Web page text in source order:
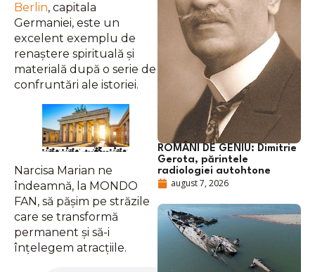
Berlin, capitala
Germaniei, este un
excelent exemplu de
renaștere spirituală și
materială după o serie de
confruntări ale istoriei.
Narcisa Marian ne
îndeamnă, la MONDO
FAN, să pășim pe străzile
care se transformă
permanent și să-i
înțelegem atracțiile.
ROMÂNI DE GENIU: Dimitrie
Gerota, părintele
radiologiei autohtone
august 7, 2026